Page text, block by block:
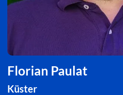
Florian Paulat
Küster